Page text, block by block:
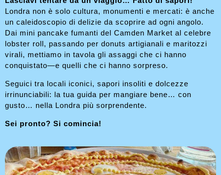
Londra non è solo cultura, monumenti e mercati: è anche
un caleidoscopio di delizie da scoprire ad ogni angolo.
Dai mini pancake fumanti del Camden Market al celebre
lobster roll, passando per donuts artigianali e maritozzi
virali, mettiamo in tavola gli assaggi che ci hanno
conquistato—e quelli che ci hanno sorpreso.
Seguici tra locali iconici, sapori insoliti e dolcezze
irrinunciabili: la tua guida per mangiare bene… con
gusto… nella Londra più sorprendente.
Sei pronto? Si comincia!